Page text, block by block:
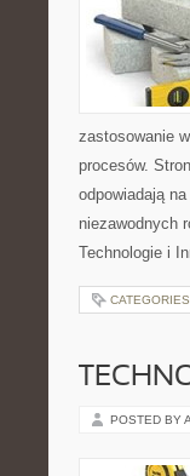
zastosowanie
procesów.
odpowiadają
niezawodnych
Technologie i
POSTED BY